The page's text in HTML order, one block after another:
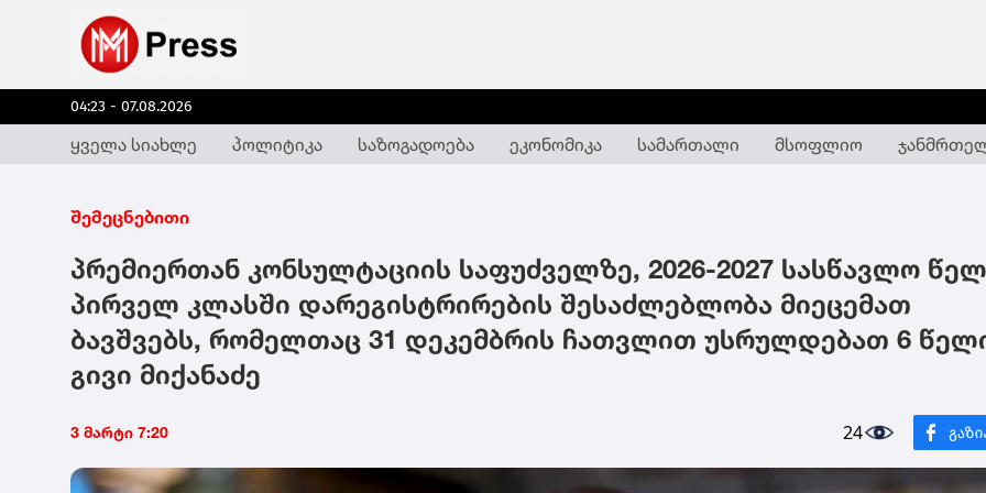
04:23 - 07.08.2026
ყველა სიახლე პოლიტიკა საზოგადოება ეკონომიკა სამართალი მსოფლიო
შემეცნებითი
პრემიერთან კონსულტაციის საფუძველზე, 2026-2027 სასწავლო
პირველ კლასში დარეგისტრირების შესაძლებლობა მიეცემათ
ბავშვებს, რომელთაც 31 დეკემბრის ჩათვლით უსრულდებათ 6
გივი მიქანაძე
3 მარტი 7:20 24